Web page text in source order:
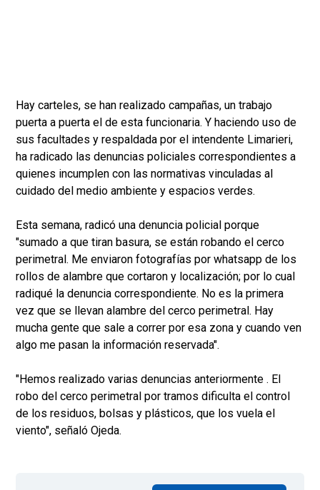
Hay carteles, se han realizado campañas, un trabajo
puerta a puerta el de esta funcionaria. Y haciendo uso de
sus facultades y respaldada por el intendente Limarieri,
ha radicado las denuncias policiales correspondientes a
quienes incumplen con las normativas vinculadas al
cuidado del medio ambiente y espacios verdes.
Esta semana, radicó una denuncia policial porque
"sumado a que tiran basura, se están robando el cerco
perimetral. Me enviaron fotografías por whatsapp de los
rollos de alambre que cortaron y localización; por lo cual
radiqué la denuncia correspondiente. No es la primera
vez que se llevan alambre del cerco perimetral. Hay
mucha gente que sale a correr por esa zona y cuando ven
algo me pasan la información reservada".
"Hemos realizado varias denuncias anteriormente . El
robo del cerco perimetral por tramos dificulta el control
de los residuos, bolsas y plásticos, que los vuela el
viento", señaló Ojeda.